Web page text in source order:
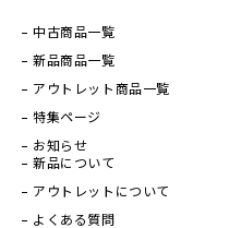
中古商品一覧
新品商品一覧
アウトレット商品一覧
特集ページ
お知らせ
新品について
アウトレットについて
よくある質問